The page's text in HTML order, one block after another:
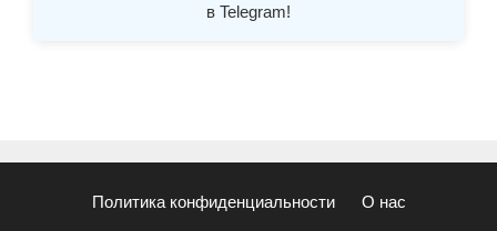
в Telegram!
Политика конфиденциальности О нас